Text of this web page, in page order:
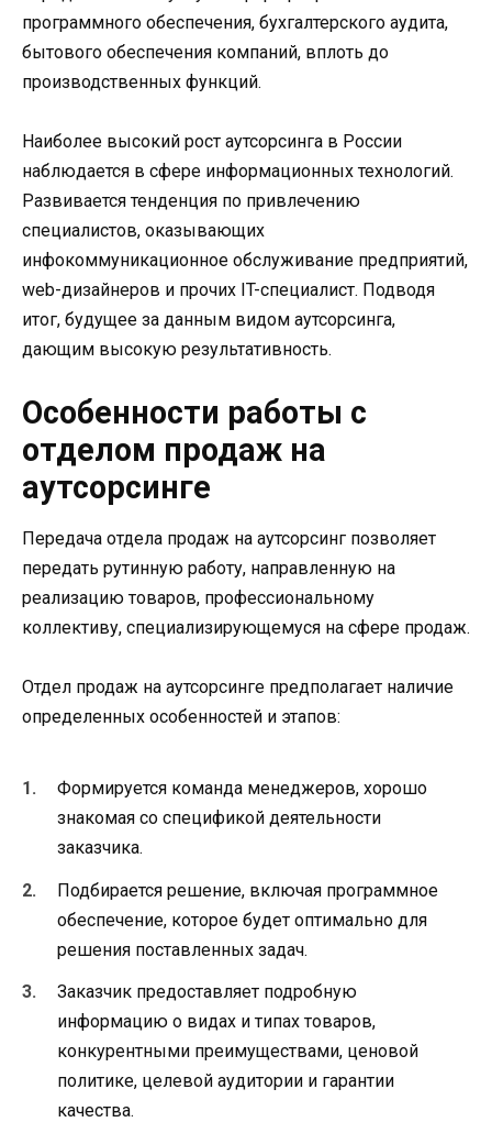
программного обеспечения, бухгалтерского аудита,
бытового обеспечения компаний, вплоть до
производственных функций.
Наиболее высокий рост аутсорсинга в России
наблюдается в сфере информационных технологий.
Развивается тенденция по привлечению
специалистов, оказывающих
инфокоммуникационное обслуживание предприятий,
web-дизайнеров и прочих IT-специалист. Подводя
итог, будущее за данным видом аутсорсинга,
дающим высокую результативность.
Особенности работы с
отделом продаж на
аутсорсинге
Передача отдела продаж на аутсорсинг позволяет
передать рутинную работу, направленную на
реализацию товаров, профессиональному
коллективу, специализирующемуся на сфере продаж.
Отдел продаж на аутсорсинге предполагает наличие
определенных особенностей и этапов:
Формируется команда менеджеров, хорошо
знакомая со спецификой деятельности
заказчика.
Подбирается решение, включая программное
обеспечение, которое будет оптимально для
решения поставленных задач.
Заказчик предоставляет подробную
информацию о видах и типах товаров,
конкурентными преимуществами, ценовой
политике, целевой аудитории и гарантии
качества.